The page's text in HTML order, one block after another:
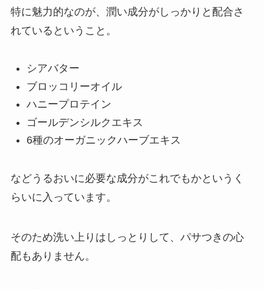
特に魅力的なのが、潤い成分がしっかりと配合さ
れているということ。
シアバター
ブロッコリーオイル
ハニープロテイン
ゴールデンシルクエキス
6種のオーガニックハーブエキス
などうるおいに必要な成分がこれでもかというく
らいに入っています。
そのため洗い上りはしっとりして、パサつきの心
配もありません。